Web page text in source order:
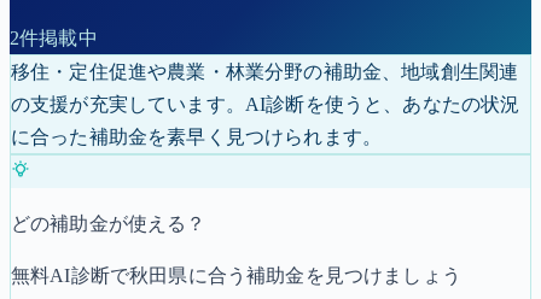
2件掲載中
移住・定住促進や農業・林業分野の補助金、地域創生関連
の支援が充実しています。 AI診断を使うと、あなたの状況
に合った補助金を素早く見つけられます。
どの補助金が使える？
無料AI診断で秋田県に合う補助金を見つけましょう